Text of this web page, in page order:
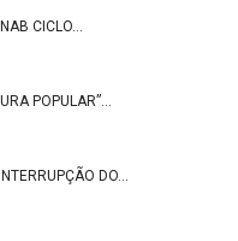
CICLO…
POPULAR”…
DO…